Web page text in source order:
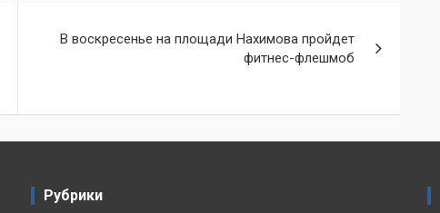
В воскресенье на площади Нахимова пройдет
фитнес-флешмоб
Рубрики